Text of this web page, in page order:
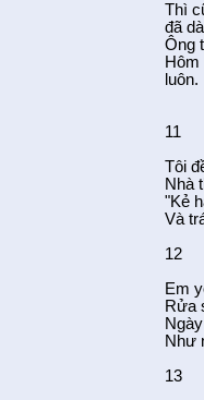
Thì
đã
Ông
Hôm
luôn.
11
Tôi
Nhà
"Kẻ
Và
12
Em
Rửa
Như
13